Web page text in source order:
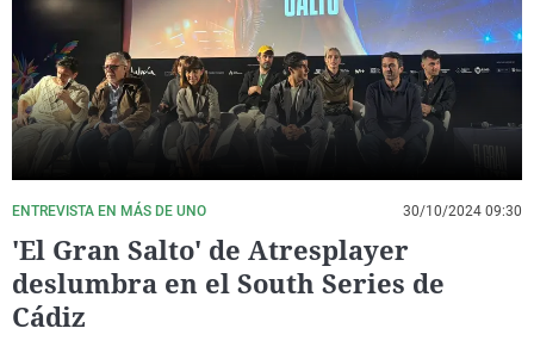
La rosa de los vientos
Gente viajera
Como el perro y el
Caso
Retornados
Equipo de
Operación Viuda
Extremadura
Galicia
La Rioja
Navarra
País Vasco
Virales
Televisión
Elecciones
ENTREVISTA EN MÁS DE UNO 30/10/2024 09:30
'El Gran Salto' de Atresplayer
deslumbra en el South Series de
Cádiz